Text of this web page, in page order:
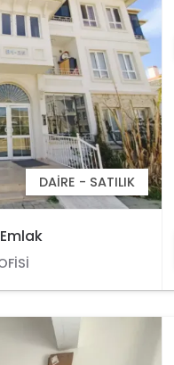
DAIRE - SATILIK